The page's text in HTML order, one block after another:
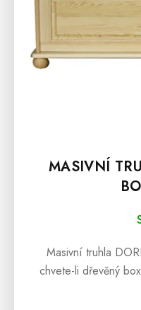
MASIVNÍ
Masivní truhla
chvete-li dřevěný